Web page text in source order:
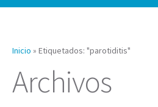
Inicio » Etiquetados: "parotiditis"
Archivos